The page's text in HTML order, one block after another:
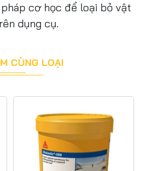
cơ học để loại bỏ vật
dụng cụ.
CÙNG LOẠI